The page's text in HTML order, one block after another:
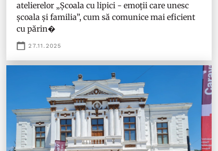
atelierelor „Școala cu lipici - emoții care unesc
școala și familia”, cum să comunice mai eficient
cu părin�
27.11.2025